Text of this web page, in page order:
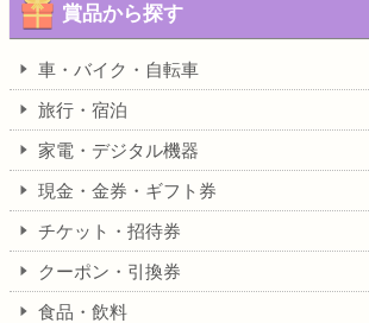
賞品から探す
車・バイク・自転車
旅行・宿泊
家電・デジタル機器
現金・金券・ギフト券
チケット・招待券
クーポン・引換券
食品・飲料